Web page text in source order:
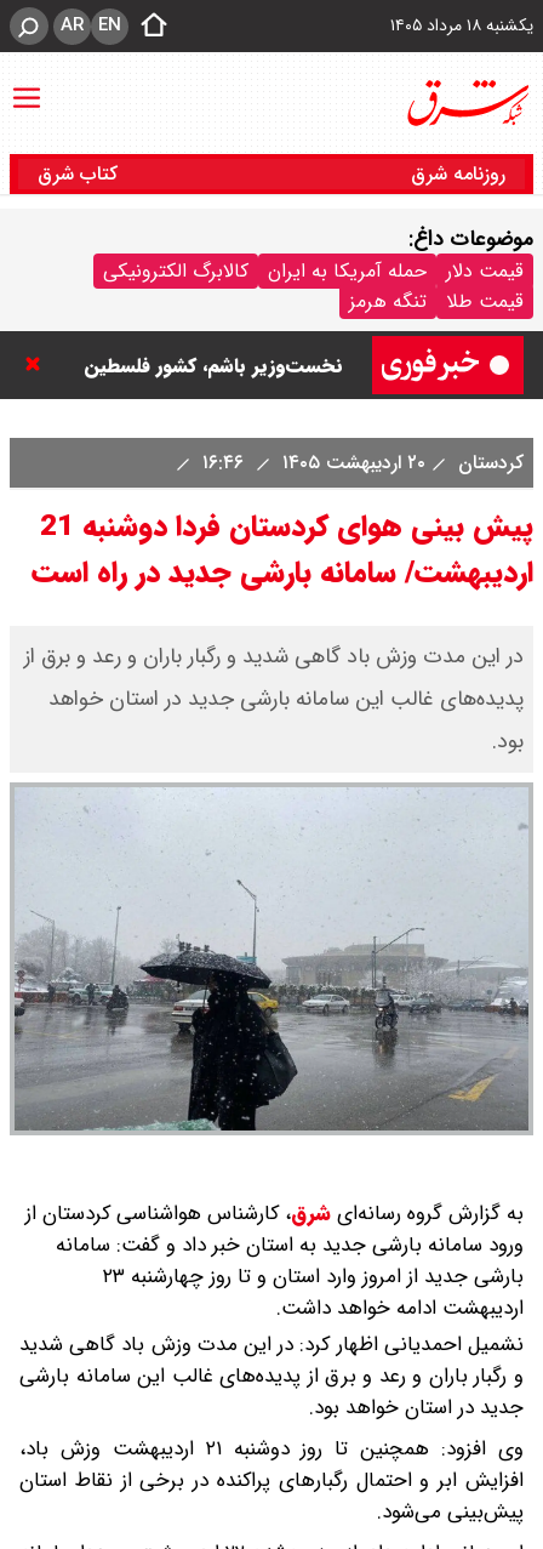
یکشنبه ۱۸ مرداد ۱۴۰۵ EN
AR
روزنامه شرق کتاب شرق
موضوعات داغ:
قیمت دلار حمله آمریکا به ایران
کالابرگ الکترونیکی
قیمت طلا
تنگه هرمز
نتانیاهو: تا زمان خلع سلاح حماس از
غزه خارج نمی‌شویم / تا زمانی که
نخست‌وزیر باشم، کشور فلسطین
ورزشگاه آزادی به نیم فصل اول لیگ
برتر می رسد ؟
سی ان ان گزارش داد : ترامپ ۲ سنگر
سنتی جمهوری‌خواهان را از دست می
دهد؟
یک ادعا: برخی مالکان اجاره بها را ۶۰
کردستان ۲۰ اردیبهشت ۱۴۰۵
پیش بینی هوای کردستان فردا دوشنبه 21
اردیبهشت/ سامانە بارشی جدید در راە است
در این مدت وزش باد گاهی شدید و رگبار باران و رعد و برق از
پدیدەهای غالب این سامانە بارشی جدید در استان خواهد
بود.
به گزارش گروه رسانه‌ایشرق،کارشناس هواشناسی کردستان از
ورود سامانە بارشی جدید بە استان خبر داد و گفت: سامانە
بارشی جدید از امروز وارد استان و تا روز چهارشنبە ۲۳
اردیبهشت ادامە خواهد داشت.
نشمیل احمدیانی اظهار کرد: در این مدت وزش باد گاهی شدید
و رگبار باران و رعد و برق از پدیدەهای غالب این سامانە بارشی
جدید در استان خواهد بود.
وی افزود: همچنین تا روز دوشنبە ۲۱ اردیبهشت وزش باد،
افزایش ابر و احتمال رگبارهای پراکندە در برخی از نقاط استان
پیش‌بینی می‌شود.